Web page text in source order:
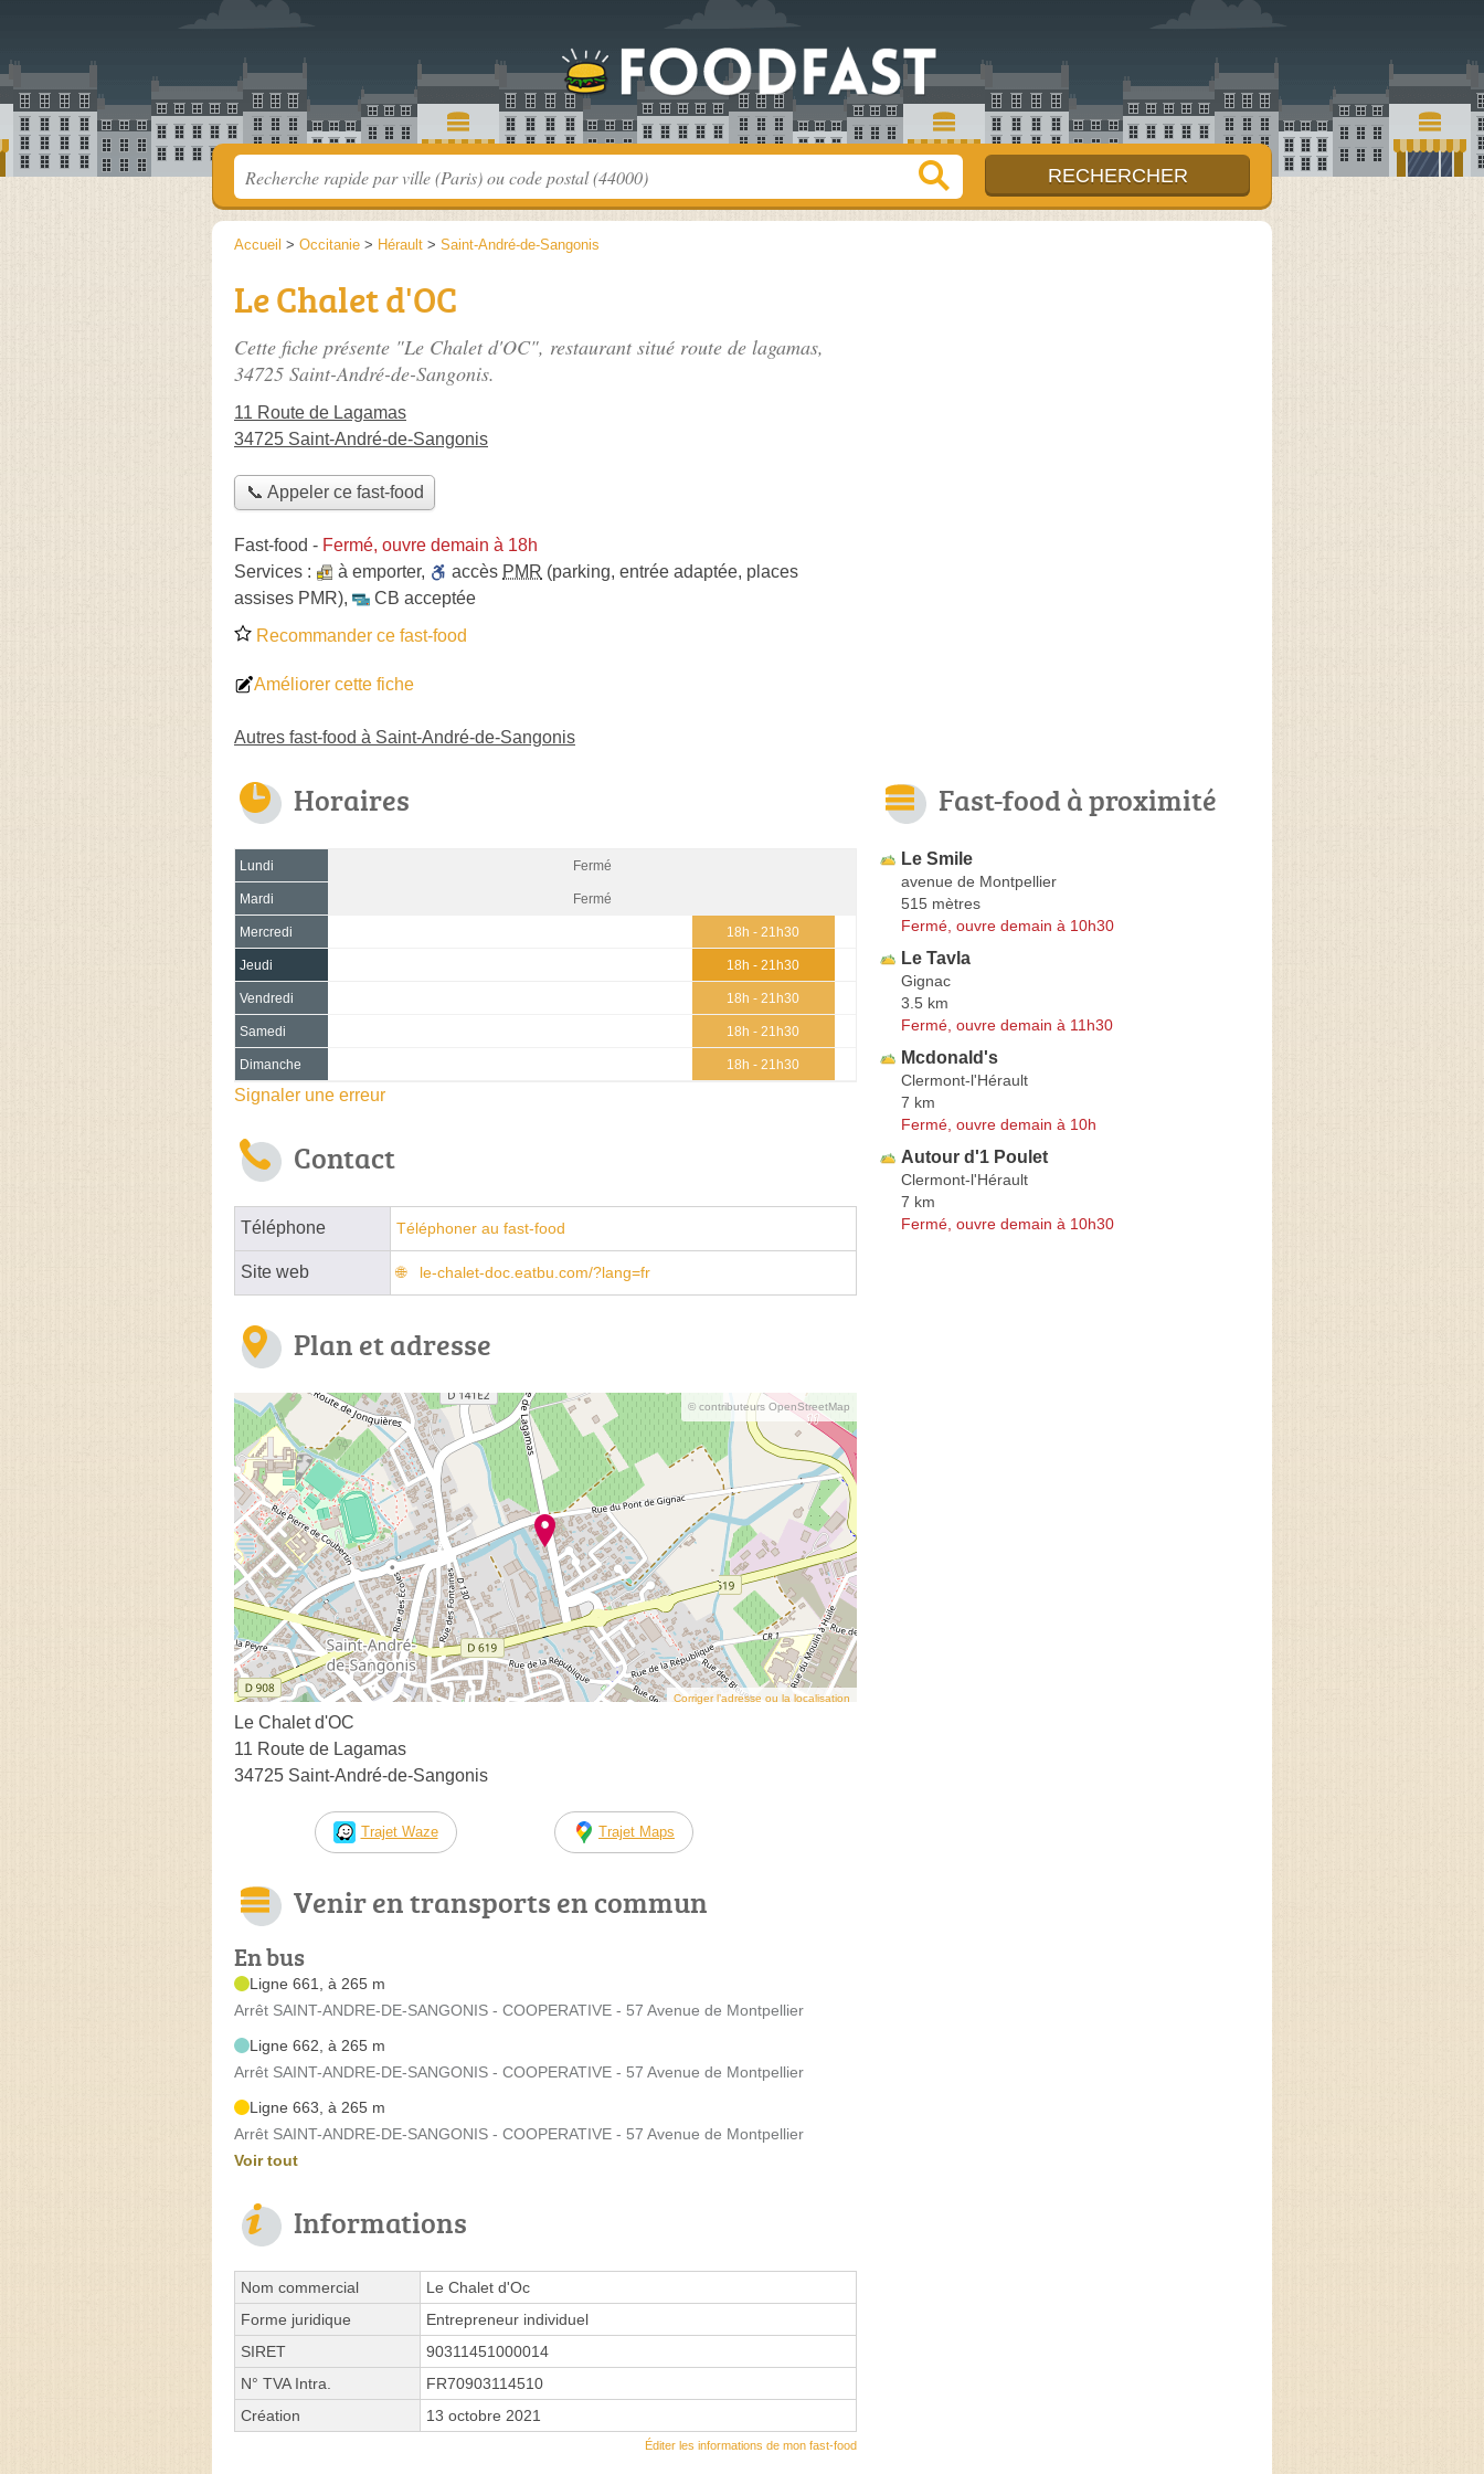
Accueil > Occitanie > Hérault > Saint-André-de-Sangonis
Le Chalet d'OC
Cette fiche présente "Le Chalet d'OC", restaurant situé route de lagamas,
34725 Saint-André-de-Sangonis.
11 Route de Lagamas
34725 Saint-André-de-Sangonis
📞 Appeler ce fast-food
Fast-food - Fermé, ouvre demain à 18h
Services :
à emporter, accès PMR (parking, entrée adaptée, places
assises PMR),
CB acceptée
Recommander ce fast-food
Améliorer cette fiche
Autres fast-food à Saint-André-de-Sangonis
Horaires
Lundi Fermé
Mardi Fermé
Mercredi 18h - 21h30
Jeudi 18h - 21h30
Vendredi 18h - 21h30
Samedi 18h - 21h30
Dimanche 18h - 21h30
Signaler une erreur
Contact
Téléphone Téléphoner au fast-food
Site web le-chalet-doc.eatbu.com/?lang=fr
Plan et adresse
© contributeurs OpenStreetMap
Corriger l’adresse ou la localisation
Le Chalet d'OC
11 Route de Lagamas
34725 Saint-André-de-Sangonis
Trajet Waze Trajet Maps
Venir en transports en commun
En bus
Ligne 661, à 265 m
Arrêt SAINT-ANDRE-DE-SANGONIS - COOPERATIVE - 57 Avenue de Montpellier
Ligne 662, à 265 m
Arrêt SAINT-ANDRE-DE-SANGONIS - COOPERATIVE - 57 Avenue de Montpellier
Ligne 663, à 265 m
Arrêt SAINT-ANDRE-DE-SANGONIS - COOPERATIVE - 57 Avenue de Montpellier
Voir tout
Informations
Nom commercial
Le Chalet d'Oc
Forme juridique
Entrepreneur individuel
SIRET
90311451000014
N° TVA Intra.
FR70903114510
Création
13 octobre 2021
Éditer les informations de mon fast-food
Fast-food à proximité
Le Smile
avenue de Montpellier
515 mètres
Fermé, ouvre demain à 10h30
Le Tavla
Gignac
3.5 km
Fermé, ouvre demain à 11h30
Mcdonald's
Clermont-l'Hérault
7 km
Fermé, ouvre demain à 10h
Autour d'1 Poulet
Clermont-l'Hérault
7 km
Fermé, ouvre demain à 10h30